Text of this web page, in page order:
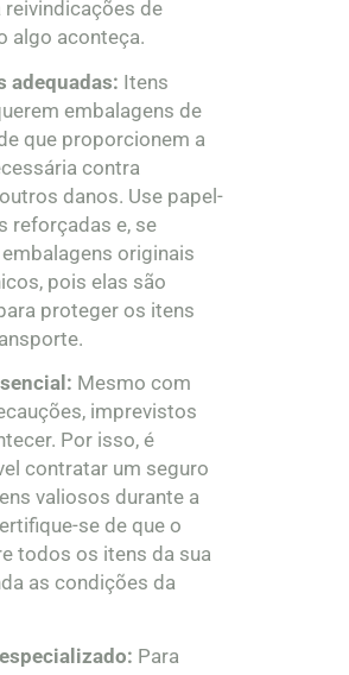
reivindicações de
algo aconteça.
adequadas: Itens
embalagens de
que proporcionem a
contra
danos. Use papel-
reforçadas e, se
originais
pois elas são
proteger os itens
Mesmo com
imprevistos
Por isso, é
contratar um seguro
valiosos durante a
se de que o
todos os itens da sua
as condições da
Para